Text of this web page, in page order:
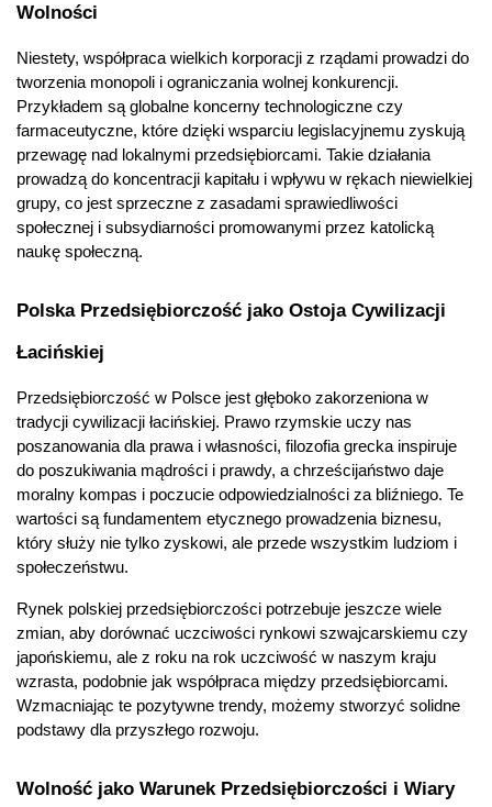
Wolności
Niestety, współpraca wielkich korporacji z rządami prowadzi do
tworzenia monopoli i ograniczania wolnej konkurencji.
Przykładem są globalne koncerny technologiczne czy
farmaceutyczne, które dzięki wsparciu legislacyjnemu zyskują
przewagę nad lokalnymi przedsiębiorcami. Takie działania
prowadzą do koncentracji kapitału i wpływu w rękach niewielkiej
grupy, co jest sprzeczne z zasadami sprawiedliwości
społecznej i subsydiarności promowanymi przez katolicką
naukę społeczną.
Polska Przedsiębiorczość jako Ostoja Cywilizacji
Łacińskiej
Przedsiębiorczość w Polsce jest głęboko zakorzeniona w
tradycji cywilizacji łacińskiej. Prawo rzymskie uczy nas
poszanowania dla prawa i własności, filozofia grecka inspiruje
do poszukiwania mądrości i prawdy, a chrześcijaństwo daje
moralny kompas i poczucie odpowiedzialności za bliźniego. Te
wartości są fundamentem etycznego prowadzenia biznesu,
który służy nie tylko zyskowi, ale przede wszystkim ludziom i
społeczeństwu.
Rynek polskiej przedsiębiorczości potrzebuje jeszcze wiele
zmian, aby dorównać uczciwości rynkowi szwajcarskiemu czy
japońskiemu, ale z roku na rok uczciwość w naszym kraju
wzrasta, podobnie jak współpraca między przedsiębiorcami.
Wzmacniając te pozytywne trendy, możemy stworzyć solidne
podstawy dla przyszłego rozwoju.
Wolność jako Warunek Przedsiębiorczości i Wiary